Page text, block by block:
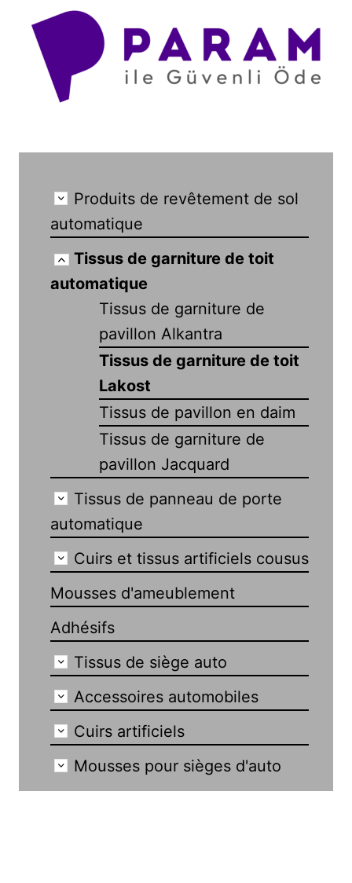
Produits de revêtement de sol
automatique
Tissus de garniture de toit
automatique
Tissus de garniture de
pavillon Alkantra
Tissus de garniture de toit
Lakost
Tissus de pavillon en daim
Tissus de garniture de
pavillon Jacquard
Tissus de panneau de porte
automatique
Cuirs et tissus artificiels cousus
Mousses d'ameublement
Adhésifs
Tissus de siège auto
Accessoires automobiles
Cuirs artificiels
Mousses pour sièges d'auto